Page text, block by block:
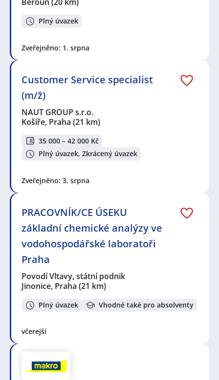
Plný úvazek
Zveřejněno: 1. srpna
Customer Service specialist
(m/ž)
NAUT GROUP s.r.o.
Košíře, Praha (21 km)
35 000 – 42 000 Kč
Plný úvazek, Zkrácený úvazek
Zveřejněno: 3. srpna
PRACOVNÍK/CE ÚSEKU
základní chemické analýzy ve
vodohospodářské laboratoři
Praha
Povodí Vltavy, státní podnik
Jinonice, Praha (21 km)
Plný úvazek Vhodné také pro absolventy
včerejší